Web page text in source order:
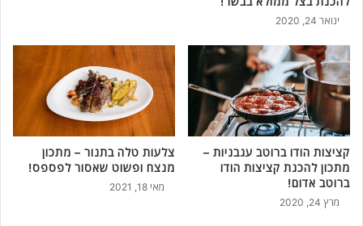
ינואר 24, 2020
קציצות הודו ברוטב עגבניות –
מתכון להכנת קציצות הודו
ברוטב אדום!
מרץ 24, 2020
צלעות טלה בתנור – מתכון
מנצח ופשוט שאסור לפספס!
מאי 18, 2021